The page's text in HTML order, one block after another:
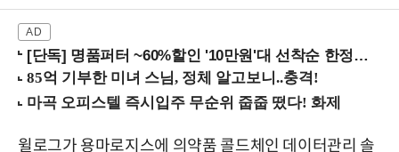
[단독] 명품퍼터 ~60%할인 '10만원'대 선착순 한정판매!
윌로그가 용마로지스에 의약품 콜드체인 데이터관리 솔